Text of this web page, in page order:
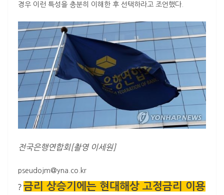
경우 이런 특성을 충분히 이해한 후 선택하라고 조언했다.
전국은행연합회[촬영 이세원]
pseudojm@yna.co.kr
?금리 상승기에는 현대해상 고정금리 이용